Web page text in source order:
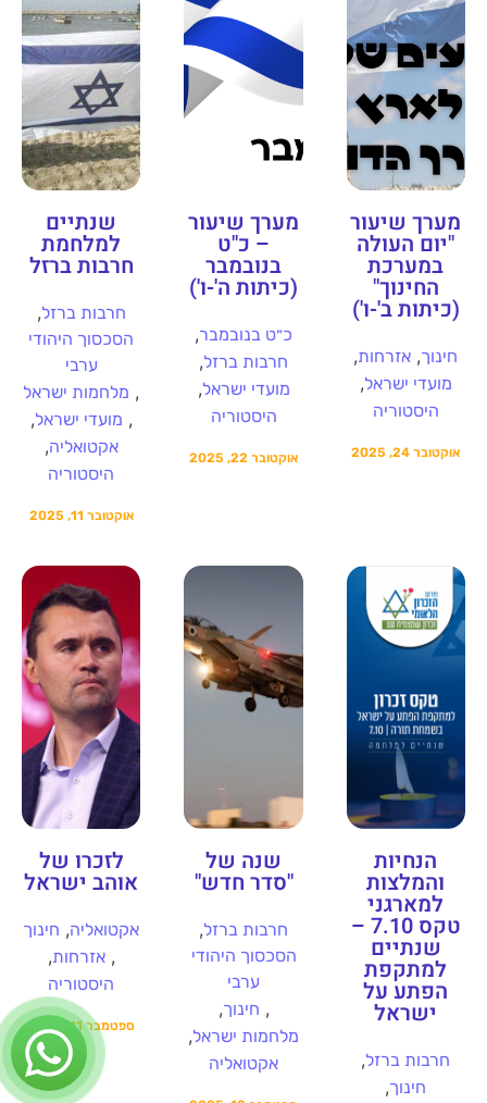
מערך שיעור
"יום העולה
במערכת
החינוך"
(כיתות ב'-ו')
חינוך, אזרחות,
מועדי ישראל,
היסטוריה
אוקטובר 24, 2025
מערך שיעור
– כ"ט
בנובמבר
(כיתות ה'-ו')
כ״ט בנובמבר,
חרבות ברזל,
מועדי ישראל,
היסטוריה
אוקטובר 22, 2025
שנתיים
למלחמת
חרבות ברזל
חרבות ברזל,
הסכסוך היהודי
ערבי
, מלחמות ישראל
, מועדי ישראל,
אקטואליה,
היסטוריה
אוקטובר 11, 2025
הנחיות
והמלצות
למארגני
טקס 7.10 –
שנתיים
למתקפת
הפתע על
ישראל
חרבות ברזל,
חינוך,
שנה של
"סדר חדש"
חרבות ברזל,
הסכסוך היהודי
ערבי
, חינוך,
מלחמות ישראל,
אקטואליה
לזכרו של
אוהב ישראל
אקטואליה, חינוך
, אזרחות,
היסטוריה
ספטמבר 11, 2025